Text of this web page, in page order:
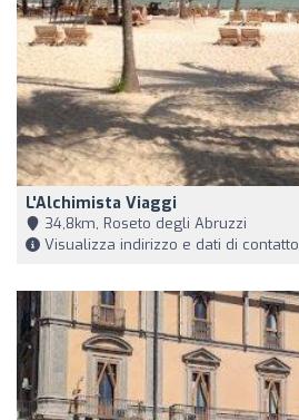
L'Alchimista Viaggi
34,8km, Roseto degli Abruzzi
Visualizza indirizzo e dati di contatto